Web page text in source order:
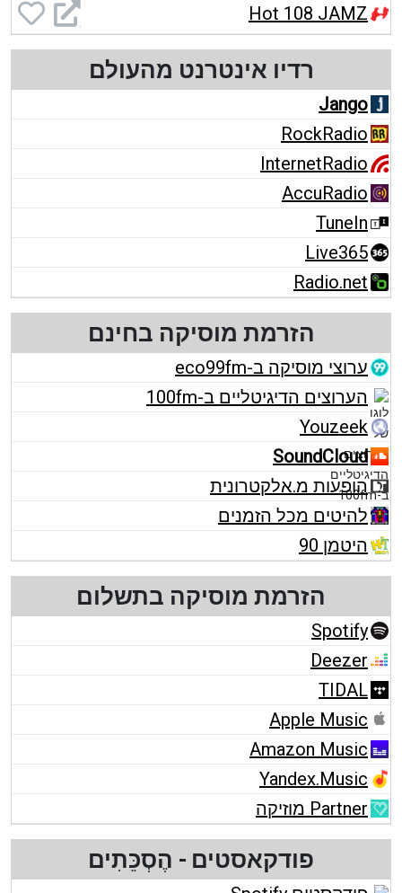
Hot 108 JAMZ
רדיו אינטרנט מהעולם
Jango
RockRadio
InternetRadio
AccuRadio
TuneIn
Live365
Radio.net
הזרמת מוסיקה בחינם
ערוצי מוסיקה ב-eco99fm
הערוצים הדיגיטליים ב-100fm
Youzeek
SoundCloud
הופעות מ.אלקטרונית
להיטים מכל הזמנים
היטמן 90
הזרמת מוסיקה בתשלום
Spotify
Deezer
TIDAL
Apple Music
Amazon Music
Yandex.Music
Partner מוזיקה
פודקאסטים - הֶסְכֵּתִים